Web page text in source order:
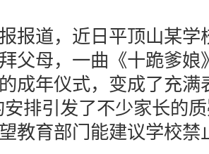
道，近日平顶山某学
父母，一曲《十跪爹娘
成年仪式，变成了充满
安排引发了不少家长的
教育部门能建议学校禁